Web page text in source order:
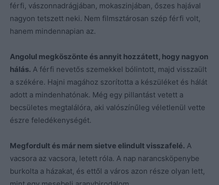
férfi, vászonnadrágjában, mokaszinjában, őszes hajával
nagyon tetszett neki. Nem filmsztárosan szép férfi volt,
hanem mindennapian az.
Angolul megköszönte és annyit hozzátett, hogy nagyon
hálás. A férfi nevetős szemekkel bólintott, majd visszaült
a székére. Hajni magához szorította a készüléket és hálát
adott a mindenhatónak. Még egy pillantást vetett a
becsületes megtalálóra, aki valószínűleg véletlenül vette
észre feledékenységét.
Megfordult és már nem sietve elindult visszafelé. A
vacsora az vacsora, letett róla. A nap narancsköpenybe
burkolta a házakat, és ettől a város azon része olyan lett,